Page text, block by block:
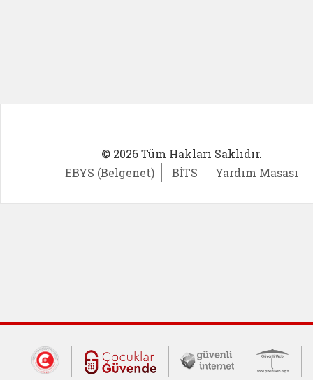
© 2026 Tüm Hakları Saklıdır.
EBYS (Belgenet)
BİTS Yardım Masası
Dış Bağlantılar
Cumhurbaşkanlığı İletişim Merkezi
Çocuklar Güvende (yeni
Güvenli